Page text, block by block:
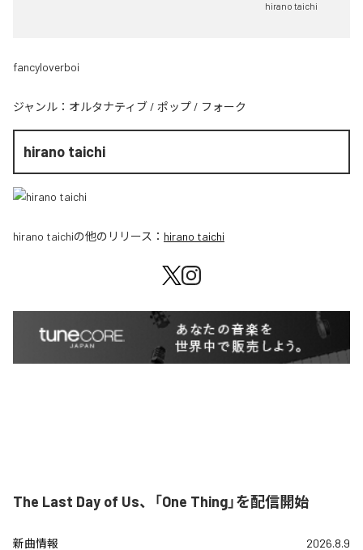
hirano taichi
fancyloverboi
ジャンル： オルタナティブ / ポップ / フォーク
hirano taichi
hirano taichiの他のリリース： hirano taichi
The Last Day of Us、「One Thing」を配信開始
新曲情報 2026.8.9